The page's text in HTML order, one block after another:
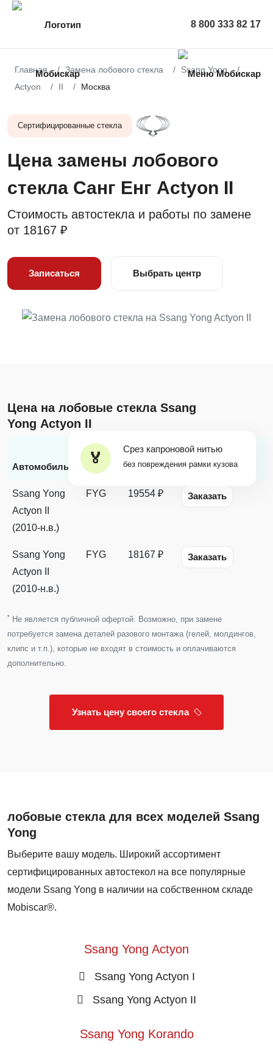
8 800 333 82 17
Главная Замена лобового стекла
Ssang Yong
Actyon
II Москва
Сертифицированные стекла
Цена замены лобового
стекла Санг Енг Actyon II
Стоимость автостекла и работы по замене
от 18167 ₽
Записаться Выбрать центр
Срез капроновой нитью
без повреждения рамки кузова
Цена на лобовые стекла Ssang
Yong Actyon II
Автомобиль
Бренд
стекла
Цена с
заменой* Наличие
Ssang Yong
Actyon II
(2010-н.в.)
FYG 19554 ₽ Заказать
Ssang Yong
Actyon II
(2010-н.в.)
FYG 18167 ₽ Заказать
* Не является публичной офертой. Возможно, при замене
потребуется замена деталей разового монтажа (гелей, молдингов,
клипс и т.п.), которые не входят в стоимость и оплачиваются
дополнительно.
Узнать цену своего стекла
лобовые стекла для всех моделей Ssang
Yong
Выберите вашу модель. Широкий ассортимент
сертифицированных автостекол на все популярные
модели Ssang Yong в наличии на собственном складе
Mobiscar®.
Ssang Yong Actyon
Ssang Yong Actyon I
Ssang Yong Actyon II
Ssang Yong Korando